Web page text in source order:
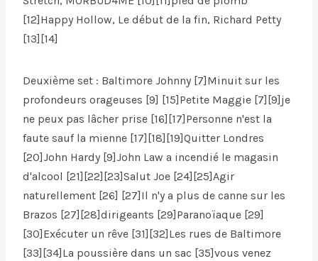
[12]Happy Hollow, Le début de la fin, Richard Petty
[13][14]
Deuxième set : Baltimore Johnny [7]Minuit sur les
profondeurs orageuses [9] [15]Petite Maggie [7][9]je
ne peux pas lâcher prise [16][17]Personne n'est la
faute sauf la mienne [17][18][19]Quitter Londres
[20]John Hardy [9]John Law a incendié le magasin
d'alcool [21][22][23]Salut Joe [24][25]Agir
naturellement [26] [27]Il n'y a plus de canne sur les
Brazos [27][28]dirigeants [29]Paranoïaque [29]
[30]Exécuter un rêve [31][32]Les rues de Baltimore
[33][34]La poussière dans un sac [35]vous venez